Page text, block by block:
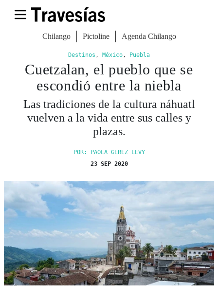
Chilango Pictoline Agenda Chilango
Destinos , México, Puebla
Cuetzalan, el pueblo que se
escondió entre la niebla
Las tradiciones de la cultura náhuatl
vuelven a la vida entre sus calles y
plazas.
POR: PAOLA GEREZ LEVY
23 SEP 2020